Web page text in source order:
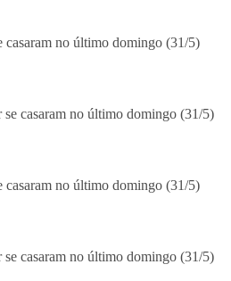
no último domingo (31/5)
no último domingo (31/5)